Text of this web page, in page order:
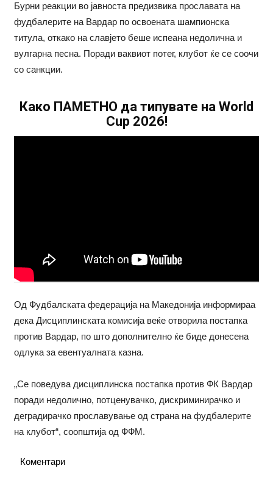
Бурни реакции во јавноста предизвика прославата на
фудбалерите на Вардар по освоената шампионска
титула, откако на славјето беше испеана недолична и
вулгарна песна. Поради ваквиот потег, клубот ќе се соочи
со санкции.
Како ПАМЕТНО да типувате на World
Cup 2026!
Од Фудбалската федерација на Македонија информираа
дека Дисциплинската комисија веќе отворила постапка
против Вардар, по што дополнително ќе биде донесена
одлука за евентуалната казна.
„Се поведува дисциплинска постапка против ФК Вардар
поради недолично, потценувачко, дискриминирачко и
деградирачко прославување од страна на фудбалерите
на клубот“, соопштија од ФФМ.
Коментари